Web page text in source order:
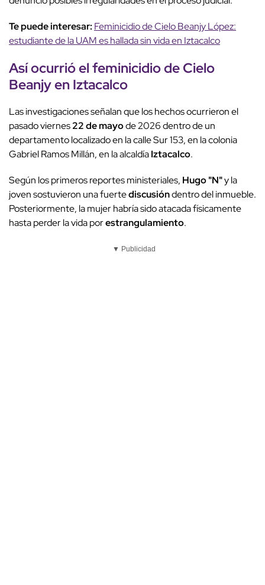
Te puede interesar: Feminicidio de Cielo Beanjy López:
estudiante de la UAM es hallada sin vida en Iztacalco
Así ocurrió elfeminicidiodeCielo
Beanjyen Iztacalco
Las investigaciones señalan que los hechos ocurrieron el
pasado viernes22 de mayode 2026 dentro de un
departamento localizado en la calle Sur 153, en la colonia
Gabriel Ramos Millán, en la alcaldíaIztacalco.
Según los primeros reportes ministeriales, Hugo "N"y la
joven sostuvieron una fuertediscusióndentro del inmueble.
Posteriormente, la mujer habría sido atacada físicamente
hasta perder la vida porestrangulamiento.
▼ Publicidad